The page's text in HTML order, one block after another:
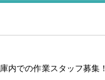
内での作業スタッフ募集！